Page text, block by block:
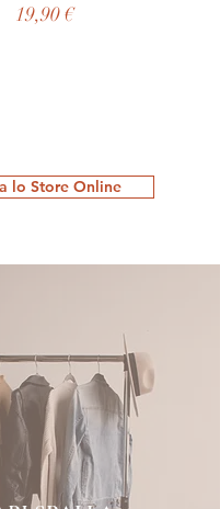
Prezzo
19,90 €
lo Store Online